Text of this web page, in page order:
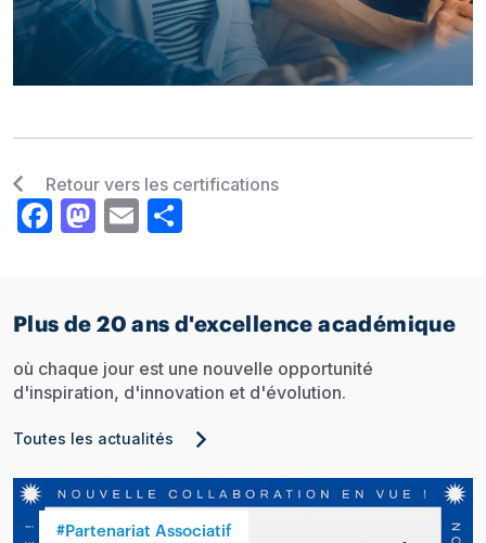
Retour vers les certifications
Facebook
Mastodon
Email
Plus de 20 ans d'excellence académique
où chaque jour est une nouvelle opportunité
d'inspiration, d'innovation et d'évolution.
Toutes les actualités
#Partenariat Associatif